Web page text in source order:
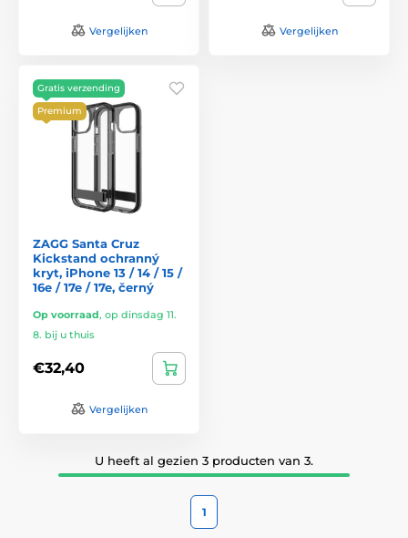
Vergelijken Vergelijken
Gratis verzending
Premium
ZAGG Santa Cruz
Kickstand ochranný
kryt, iPhone 13 / 14 / 15 /
16e / 17e / 17e, černý
Op voorraad, op dinsdag 11.
8. bij u thuis
€32,40
Vergelijken
U heeft al gezien 3 producten van 3.
1